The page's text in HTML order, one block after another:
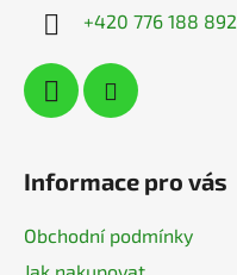
+420 776 188 892
Informace pro vás
Obchodní podmínky